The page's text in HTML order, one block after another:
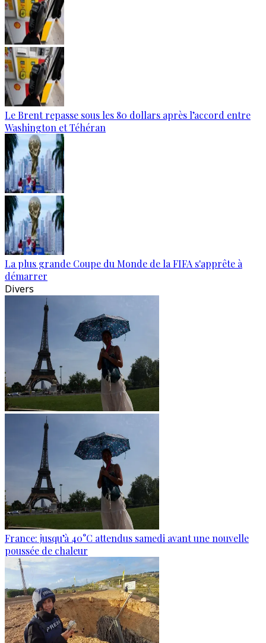
Le Brent repasse sous les 80 dollars après l’accord entre
Washington et Téhéran
La plus grande Coupe du Monde de la FIFA s'apprête à
démarrer
Divers
France: jusqu’à 40°C attendus samedi avant une nouvelle
poussée de chaleur